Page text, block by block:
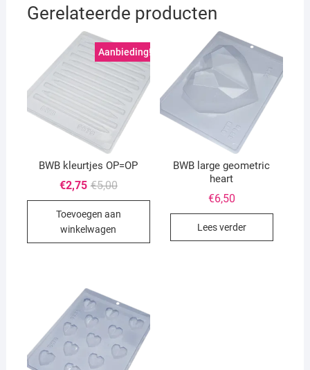
Gerelateerde producten
Aanbieding!
BWB kleurtjes OP=OP
€5,00Oorspronkelijke
€5,00.
€2,75
Huidige
€2,75.
Toevoegen aan
winkelwagen
BWB large geometric
heart
€6,50
Lees verder